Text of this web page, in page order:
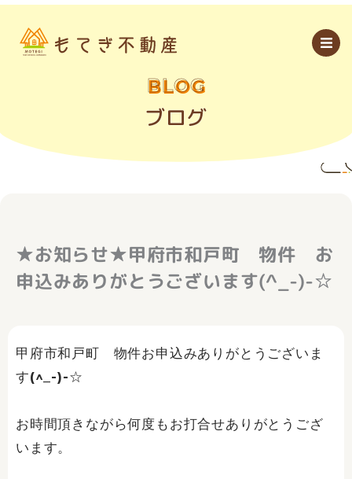
内
BLOG
ブログ
★お知らせ★甲府市和戸町 物件 お
申込みありがとうございます(^_-)-☆
甲府市和戸町 物件お申込みありがとうございま
す(^_-)-☆
お時間頂きながら何度もお打合せありがとうござ
います。